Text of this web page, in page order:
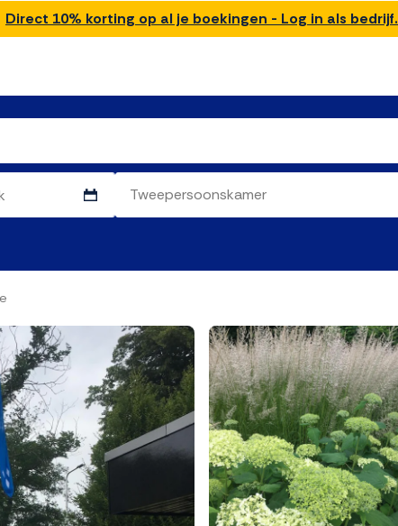
Direct 10% korting op al je boekingen - Log in als bedrijf.